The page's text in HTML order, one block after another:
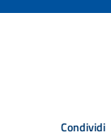
Condividi